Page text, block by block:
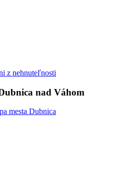
z nehnuteľnosti
nad Váhom